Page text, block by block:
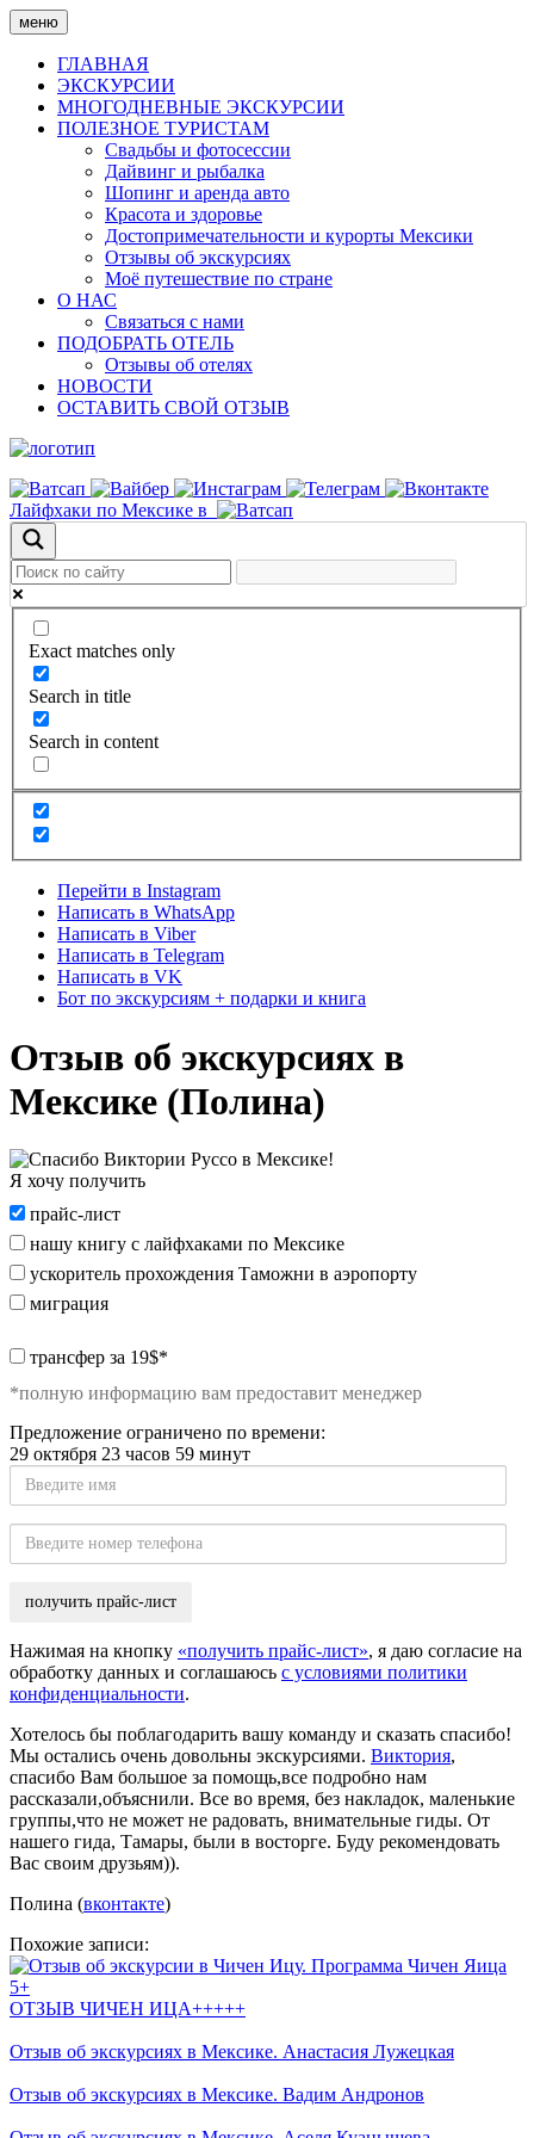
Skip
to
content
меню
ГЛАВНАЯ
ЭКСКУРСИИ
МНОГОДНЕВНЫЕ ЭКСКУРСИИ
ПОЛЕЗНОЕ ТУРИСТАМ
Свадьбы и фотосессии
Дайвинг и рыбалка
Шопинг и аренда авто
Красота и здоровье
Достопримечательности и курорты Мексики
Отзывы об экскурсиях
Моё путешествие по стране
О НАС
Связаться с нами
ПОДОБРАТЬ ОТЕЛЬ
Отзывы об отелях
НОВОСТИ
ОСТАВИТЬ СВОЙ ОТЗЫВ
Лайфхаки по Мексике в
Exact matches only
Search in title
Search in content
Перейти в Instagram
Написать в WhatsApp
Написать в Viber
Написать в Telegram
Написать в VK
Бот по экскурсиям + подарки и книга
Отзыв об экскурсиях в
Мексике (Полина)
Я хочу получить
Я
хочу
получить:
прайс-лист
нашу книгу с лайфхаками по Мексике
ускоритель прохождения Таможни в аэропорту
миграция
special_offer2
трансфер за 19$*
*полную информацию вам предоставит менеджер
Предложение ограничено по времени:
29 октября 23 часов 59 минут
Введите
имя
Введите
номер
Нажимая на кнопку «получить прайс-лист», я даю согласие на
обработку данных и соглашаюсь с условиями политики
конфиденциальности.
Хотелось бы поблагодарить вашу команду и сказать спасибо!
Мы остались очень довольны экскурсиями. Виктория,
спасибо Вам большое за помощь,все подробно нам
рассказали,объяснили. Все во время, без накладок, маленькие
группы,что не может не радовать, внимательные гиды. От
нашего гида, Тамары, были в восторге. Буду рекомендовать
Вас своим друзьям)).
Полина (вконтакте)
Похожие записи:
ОТЗЫВ ЧИЧЕН ИЦА+++++
Отзыв об экскурсиях в Мексике. Анастасия Лужецкая
Отзыв об экскурсиях в Мексике. Вадим Андронов